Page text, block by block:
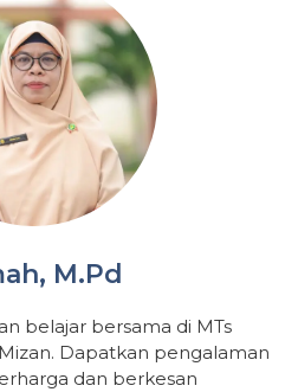
M.Pd
belajar bersama di MTs
Dapatkan pengalaman
dan berkesan